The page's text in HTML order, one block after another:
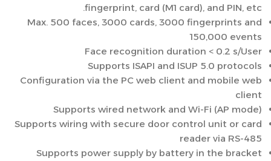
fingerprint, card (M1 card), and PIN, etc.
Max. 500 faces, 3000 cards, 3000 fingerprints and
150,000 events
Face recognition duration < 0.2 s/User
Supports ISAPI and ISUP 5.0 protocols
Configuration via the PC web client and mobile web
client
Supports wired network and Wi-Fi (AP mode)
Supports wiring with secure door control unit or card
reader via RS-485
Supports power supply by battery in the bracket